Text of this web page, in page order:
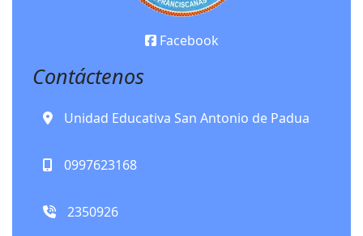
Facebook
Contáctenos
Unidad Educativa San Antonio de Padua
0997623168
2350926